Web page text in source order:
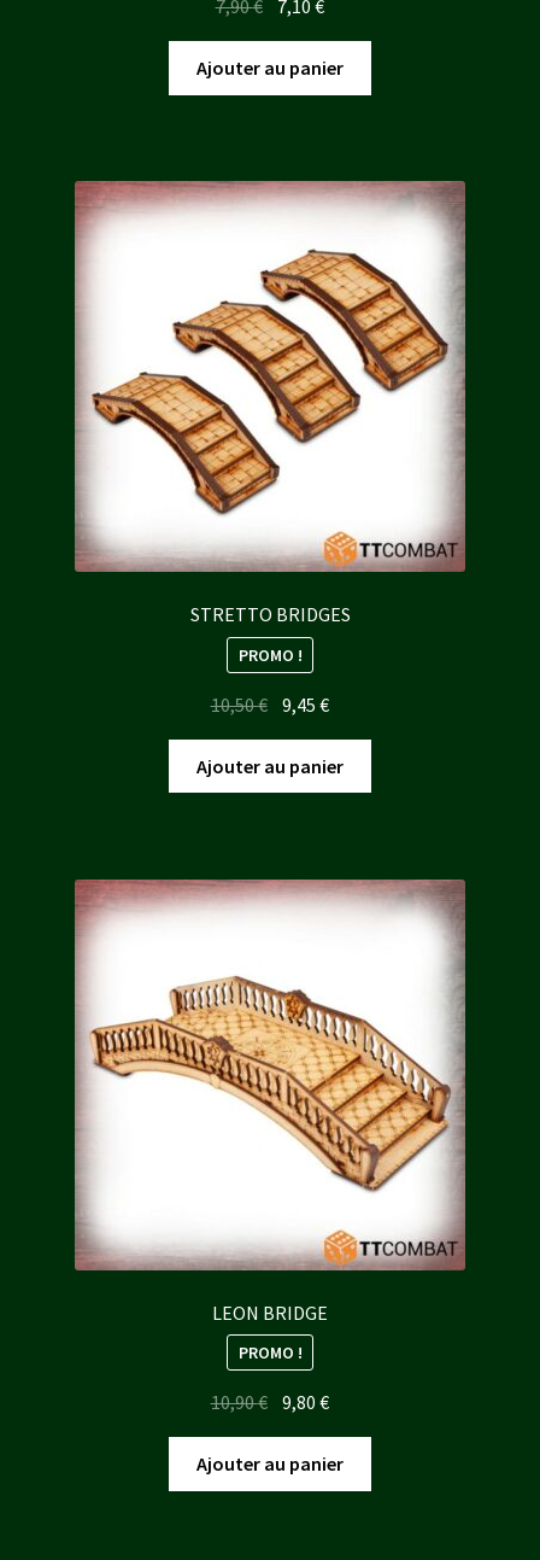
7,90€ Le
prix
initial
était :
7,10€Le
prix
actuel
est :
Ajouter au panier
STRETTO BRIDGES
PROMO !
10,50€ Le
initial
était :
9,45€Le
actuel
est :
Ajouter au panier
LEON BRIDGE
PROMO !
10,90€ Le
prix
initial
était :
9,80€Le
prix
actuel
est :
Ajouter au panier